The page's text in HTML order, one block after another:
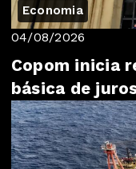
Economia
04/08/2026
Copom inicia
básica de